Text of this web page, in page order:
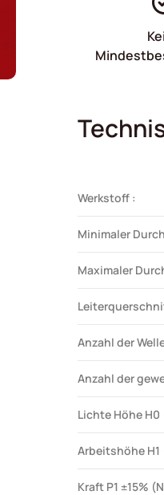
Werkstoff :
Minimaler
Maximaler
Anzahl der
Anzahl der
Lichte Höhe H0
Arbeitshöhe H1
Kraft P1 ±15%